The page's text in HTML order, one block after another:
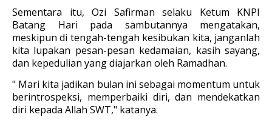
Sementara itu, Ozi Safirman selaku Ketum KNPI
Batang Hari pada sambutannya mengatakan,
meskipun di tengah-tengah kesibukan kita, janganlah
kita lupakan pesan-pesan kedamaian, kasih sayang,
dan kepedulian yang diajarkan oleh Ramadhan.
" Mari kita jadikan bulan ini sebagai momentum untuk
berintrospeksi, memperbaiki diri, dan mendekatkan
diri kepada Allah SWT," katanya.